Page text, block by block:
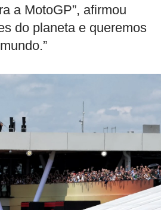
a MotoGP”, afirmou
do planeta e queremos